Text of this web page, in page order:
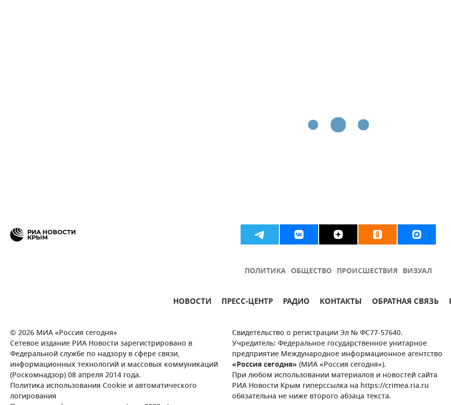
ПОЛИТИКА ОБЩЕСТВО ПРОИСШЕСТВИЯ ВИЗУАЛ
НОВОСТИ ПРЕСС-ЦЕНТР РАДИО КОНТАКТЫ ОБРАТНАЯ СВЯЗЬ
© 2026 МИА «Россия сегодня»
Сетевое издание РИА Новости зарегистрировано в
Федеральной службе по надзору в сфере связи,
информационных технологий и массовых коммуникаций
(Роскомнадзор) 08 апреля 2014 года.
Политика использования Cookie и автоматического
логирования
Свидетельство о регистрации Эл № ФС77-57640.
Учредитель: Федеральное государственное унитарное
предприятие Международное информационное агентство
«Россия сегодня» (МИА «Россия сегодня»).
При любом использовании материалов и новостей сайта
РИА Новости Крым гиперссылка на https://crimea.ria.ru
обязательна не ниже второго абзаца текста.